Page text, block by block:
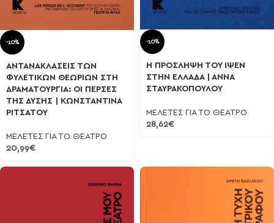
-10%
ΑΝΤΑΝΑΚΛΑΣΕΙΣ ΤΩΝ
ΦΥΛΕΤΙΚΩΝ ΘΕΩΡΙΩΝ ΣΤΗ
ΔΡΑΜΑΤΟΥΡΓΙΑ: ΟΙ ΠΕΡΣΕΣ
ΤΗΣ ΔΥΣΗΣ | ΚΩΝΣΤΑΝΤΙΝΑ
ΡΙΤΣΑΤΟΥ
ΜΕΛΕΤΕΣ ΓΙΑ ΤΟ ΘΕΑΤΡΟ
20,99€
-10%
Η ΠΡΟΣΛΗΨΗ ΤΟΥ ΙΨΕΝ
ΣΤΗΝ ΕΛΛΑΔΑ | ΑΝΝΑ
ΣΤΑΥΡΑΚΟΠΟΥΛΟΥ
ΜΕΛΕΤΕΣ ΓΙΑ ΤΟ ΘΕΑΤΡΟ
28,62€